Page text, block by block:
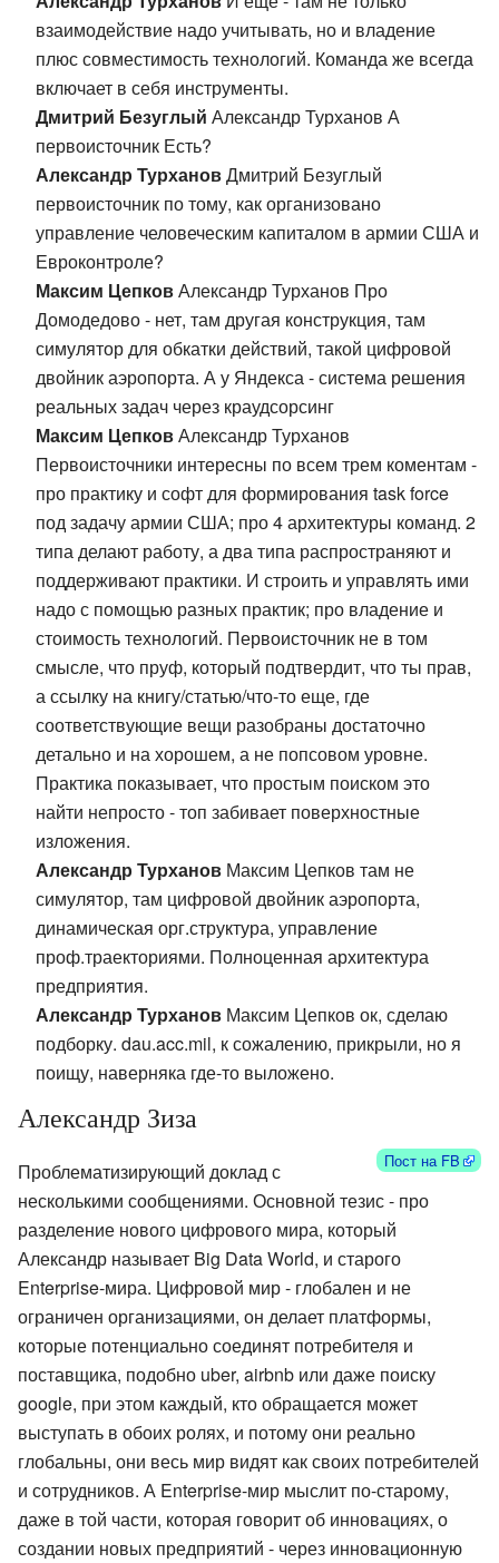
взаимодействие надо учитывать, но и владение
плюс совместимость технологий. Команда же всегда
включает в себя инструменты.
Дмитрий Безуглый Александр Турханов А
первоисточник Есть?
Александр ТурхановДмитрий Безуглый
первоисточник по тому, как организовано
управление человеческим капиталом в армии США и
Евроконтроле?
Максим ЦепковАлександр Турханов Про
Домодедово - нет, там другая конструкция, там
симулятор для обкатки действий, такой цифровой
двойник аэропорта. А у Яндекса - система решения
реальных задач через краудсорсинг
Максим ЦепковАлександр Турханов
Первоисточники интересны по всем трем коментам -
про практику и софт для формирования task force
под задачу армии США; про 4 архитектуры команд. 2
типа делают работу, а два типа распространяют и
поддерживают практики. И строить и управлять ими
надо с помощью разных практик; про владение и
стоимость технологий. Первоисточник не в том
смысле, что пруф, который подтвердит, что ты прав,
а ссылку на книгу/статью/что-то еще, где
соответствующие вещи разобраны достаточно
детально и на хорошем, а не попсовом уровне.
Практика показывает, что простым поиском это
найти непросто - топ забивает поверхностные
изложения.
Александр Турханов Максим Цепков там не
симулятор, там цифровой двойник аэропорта,
динамическая орг.структура, управление
проф.траекториями. Полноценная архитектура
предприятия.
Александр Турханов Максим Цепков ок, сделаю
подборку. dau.acc.mil, к сожалению, прикрыли, но я
поищу, наверняка где-то выложено.
Александр Зиза
Пост на FB
Проблематизирующий доклад с
несколькими сообщениями. Основной тезис - про
разделение нового цифрового мира, который
Александр называет Big Data World, и старого
Enterprise-мира. Цифровой мир - глобален и не
ограничен организациями, он делает платформы,
которые потенциально соединят потребителя и
поставщика, подобно uber, airbnb или даже поиску
google, при этом каждый, кто обращается может
выступать в обоих ролях, и потому они реально
глобальны, они весь мир видят как своих потребителей
и сотрудников. А Enterprise-мир мыслит по-старому,
даже в той части, которая говорит об инновациях, о
создании новых предприятий - через инновационную